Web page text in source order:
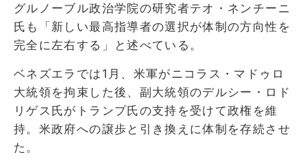
グルノーブル政治学院の研究者テオ・ネンチーニ
氏も「新しい最高指導者の選択が体制の方向性を
完全に左右する」と述べている。
ベネズエラでは1月、米軍がニコラス・マドゥロ
大統領を拘束した後、副大統領のデルシー・ロド
リゲス氏がトランプ氏の支持を受けて政権を維
持。米政府への譲歩と引き換えに体制を存続させ
た。